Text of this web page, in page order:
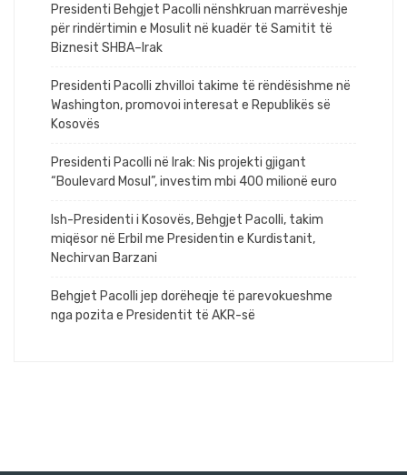
Presidenti Behgjet Pacolli nënshkruan marrëveshje
për rindërtimin e Mosulit në kuadër të Samitit të
Biznesit SHBA–Irak
Presidenti Pacolli zhvilloi takime të rëndësishme në
Washington, promovoi interesat e Republikës së
Kosovës
Presidenti Pacolli në Irak: Nis projekti gjigant
“Boulevard Mosul”, investim mbi 400 milionë euro
Ish-Presidenti i Kosovës, Behgjet Pacolli, takim
miqësor në Erbil me Presidentin e Kurdistanit,
Nechirvan Barzani
Behgjet Pacolli jep dorëheqje të parevokueshme
nga pozita e Presidentit të AKR-së